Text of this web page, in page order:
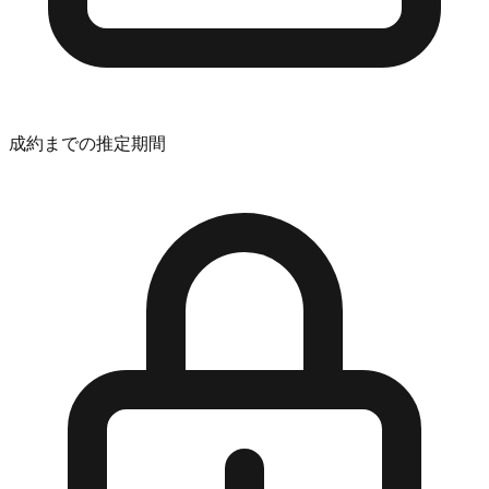
成約までの推定期間